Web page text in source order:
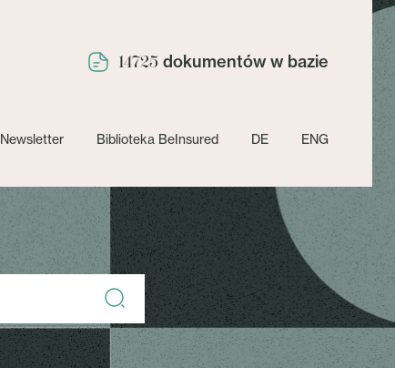
14725 dokumentów w bazie
Newsletter Biblioteka BeInsured DE ENG